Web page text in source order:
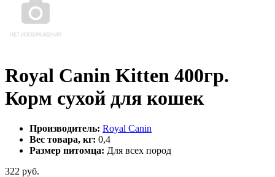
Royal Canin Kitten 400гр.
Корм сухой для кошек
Производитель: Royal Canin
Вес товара, кг: 0,4
Размер питомца: Для всех пород
322 руб.